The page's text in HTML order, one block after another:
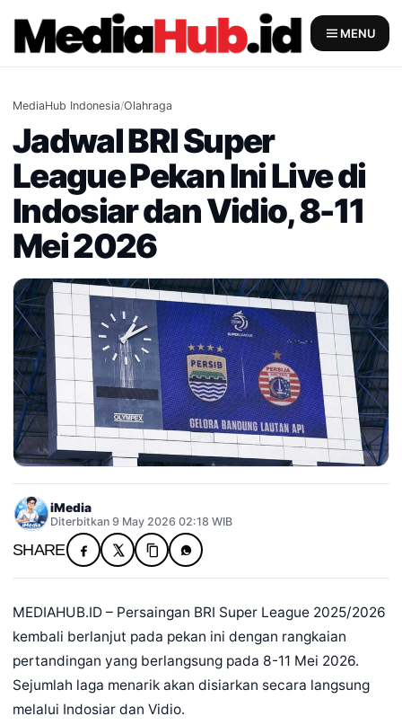
content
MENU
MediaHub Indonesia/Olahraga
Jadwal BRI Super
League Pekan Ini Live di
Indosiar dan Vidio, 8-11
Mei 2026
iMedia
Diterbitkan 9 May 2026 02:18 WIB
SHARE
MEDIAHUB.ID – Persaingan BRI Super League 2025/2026
kembali berlanjut pada pekan ini dengan rangkaian
pertandingan yang berlangsung pada 8-11 Mei 2026.
Sejumlah laga menarik akan disiarkan secara langsung
melalui Indosiar dan Vidio.